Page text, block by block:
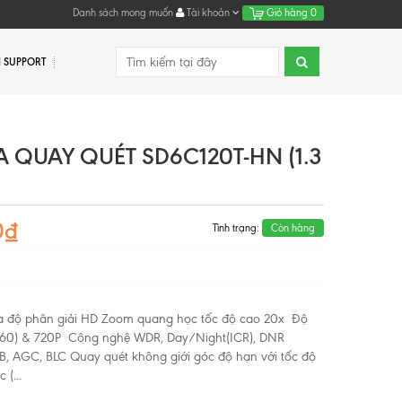
Danh sách mong muốn Tài khoản Giỏ hàng 0
SUPPORT
QUAY QUÉT SD6C120T-HN (1.3
Tình trạng: Còn hàng
độ phân giải HD Zoom quang học tốc độ cao 20x Độ
& 720P Công nghệ WDR, Day/Night(ICR), DNR
AGC, BLC Quay quét không giới góc độ hạn với tốc độ
(...